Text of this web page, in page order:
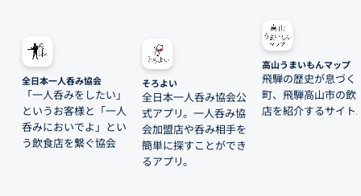
全日本一人呑み協会
「一人呑みをしたい」
というお客様と「一人
呑みにおいでよ」とい
う飲食店を繋ぐ協会
そろよい
全日本一人呑み協会公
式アプリ。一人呑み協
会加盟店や呑み相手を
簡単に探すことができ
るアプリ。
高山うまいもんマップ
飛騨の歴史が息づく
町、飛騨高山市の飲
店を紹介するサイト